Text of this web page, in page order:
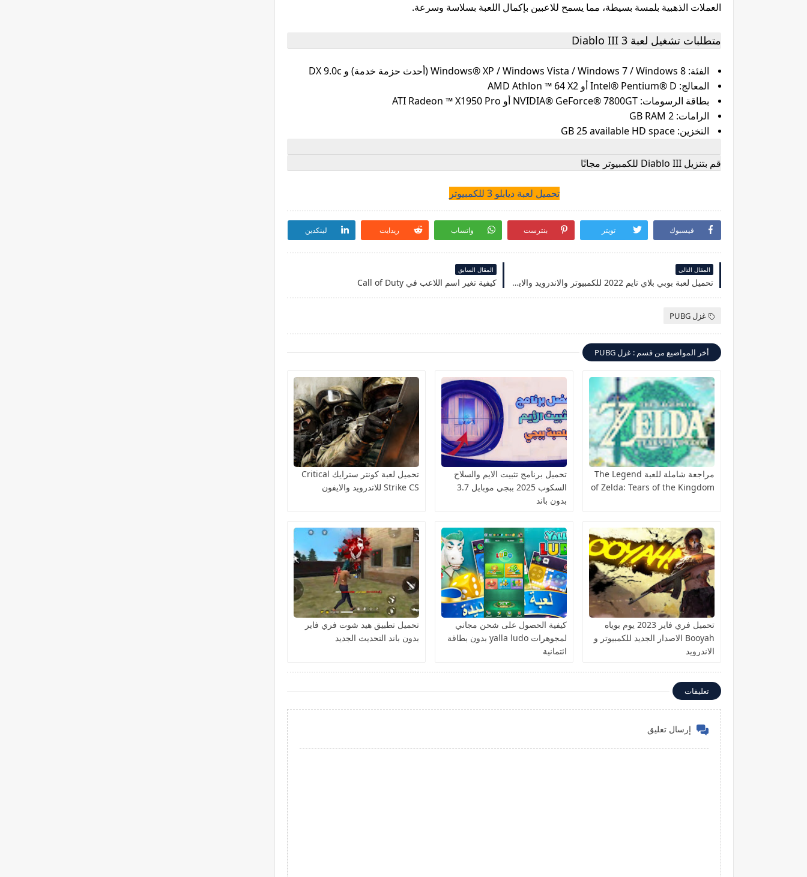
العملات الذهبية بلمسة بسيطة، مما يسمح للاعبين بإكمال اللعبة بسلاسة وسرعة.
متطلبات تشغيل لعبة Diablo III 3
الفئة: Windows® XP / Windows Vista / Windows 7 / Windows 8 (أحدث حزمة خدمة) و DX 9.0c
المعالج: Intel® Pentium® D أو AMD Athlon ™ 64 X2
بطاقة الرسومات: NVIDIA® GeForce® 7800GT أو ATI Radeon ™ X1950 Pro
الرامات: 2 GB RAM
التخزين: GB 25 available HD space
قم بتنزيل Diablo III للكمبيوتر مجانًا
تحميل لعبة ديابلو 3 للكمبيوتر
فيسبوك تويتر بنترست واتساب ريدايت لينكدين
المقال التالي
تحميل لعبة بوبي بلاي تايم 2022 للكمبيوتر والاندرويد والايفون مجانا
المقال السابق
كيفية تغير اسم اللاعب في Call of Duty
غزل PUBG
أخر المواضيع من قسم : غزل PUBG
مراجعة شاملة للعبة The Legend
of Zelda: Tears of the Kingdom
تحميل برنامج تثبيت الايم والسلاح
السكوب 2025 ببجي موبايل 3.7
بدون باند
تحميل لعبة كونتر سترايك Critical
Strike CS للاندرويد والايفون
تحميل فري فاير 2023 يوم بوياه
Booyah الاصدار الجديد للكمبيوتر و
الاندرويد
كيفية الحصول على شحن مجاني
لمجوهرات yalla ludo بدون بطاقة
ائتمانية
تحميل تطبيق هيد شوت فري فاير
بدون باند التحديث الجديد
تعليقات
إرسال تعليق